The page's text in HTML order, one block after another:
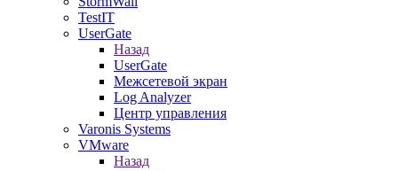
TestIT
UserGate
Назад
UserGate
Межсетевой экран
Log Analyzer
Центр управления
Varonis Systems
VMware
Назад